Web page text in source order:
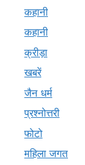
कहानी
कहानी
क्रीड़ा
खबरें
जैन धर्म
प्रश्नोत्तरी
फोटो
महिला जगत